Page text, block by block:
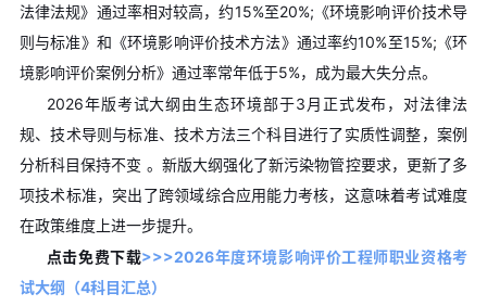
法律法规》通过率相对较高，约15%至20%;《环境影响评价技术导
则与标准》和《环境影响评价技术方法》通过率约10%至15%;《环
境影响评价案例分析》通过率常年低于5%，成为最大失分点。
2026年版考试大纲由生态环境部于3月正式发布，对法律法
规、技术导则与标准、技术方法三个科目进行了实质性调整，案例
分析科目保持不变 。新版大纲强化了新污染物管控要求，更新了多
项技术标准，突出了跨领域综合应用能力考核，这意味着考试难度
在政策维度上进一步提升。
点击免费下载>>>2026年度环境影响评价工程师职业资格考
试大纲（4科目汇总）